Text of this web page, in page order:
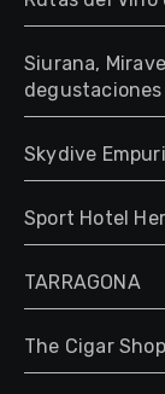
Siurana,
Skydive
Sport Hotel
TARRAGONA
The Cigar Shop